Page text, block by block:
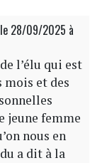
le 28/09/2025 à
l’élu qui est
mois et des
jeune femme
nous en
a dit à la